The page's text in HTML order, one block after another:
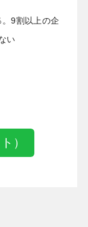
9割以上の企
い
）